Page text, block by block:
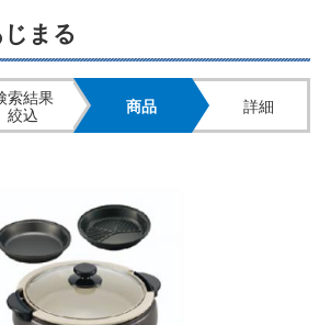
まる
索結果
絞込
商品 詳細